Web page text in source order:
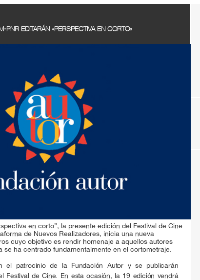
EDITARÁN «PERSPECTIVA EN CORTO»
en corto”, la presente edición del Festival de Cine
de Nuevos Realizadores, inicia una nueva
cuyo objetivo es rendir homenaje a aquellos autores
ha centrado fundamentalmente en el cortometraje.
el patrocinio de la Fundación Autor y se publicarán
Festival de Cine. En esta ocasión, la 19 edición vendrá